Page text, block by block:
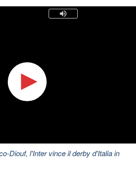
Diouf, l'Inter vince il derby d'Italia in